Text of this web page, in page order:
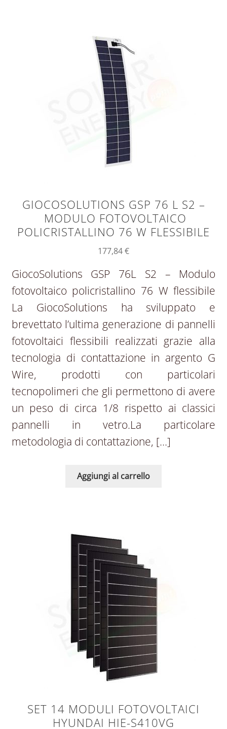
GIOCOSOLUTIONS GSP 76 L S2 –
MODULO FOTOVOLTAICO
POLICRISTALLINO 76 W FLESSIBILE
177,84€
GiocoSolutions GSP 76L S2 – Modulo
fotovoltaico policristallino 76 W flessibile
La GiocoSolutions ha sviluppato e
brevettato l’ultima generazione di pannelli
fotovoltaici flessibili realizzati grazie alla
tecnologia di contattazione in argento G
Wire, prodotti con particolari
tecnopolimeri che gli permettono di avere
un peso di circa 1/8 rispetto ai classici
pannelli in vetro.La particolare
metodologia di contattazione, […]
Aggiungi al carrello
SET 14 MODULI FOTOVOLTAICI
HYUNDAI HIE-S410VG